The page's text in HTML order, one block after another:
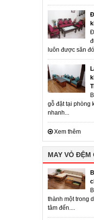
luôn được săn
gỗ đặt tại phòng
nhanh...
Xem thêm
MAY VỎ ĐỆM
thành một trong
tâm đến....